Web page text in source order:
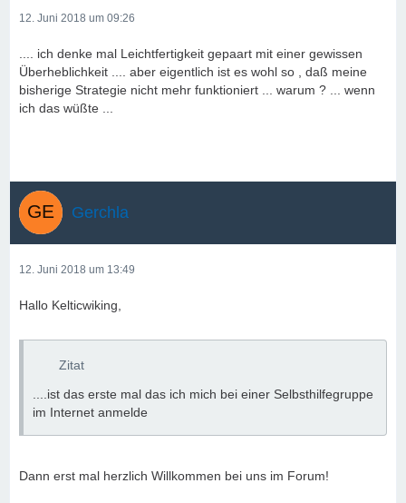
12. Juni 2018 um 09:26
.... ich denke mal Leichtfertigkeit gepaart mit einer gewissen
Überheblichkeit .... aber eigentlich ist es wohl so , daß meine
bisherige Strategie nicht mehr funktioniert ... warum ? ... wenn
ich das wüßte ...
Gerchla
12. Juni 2018 um 13:49
Hallo Kelticwiking,
Zitat
....ist das erste mal das ich mich bei einer Selbsthilfegruppe
im Internet anmelde
Dann erst mal herzlich Willkommen bei uns im Forum!